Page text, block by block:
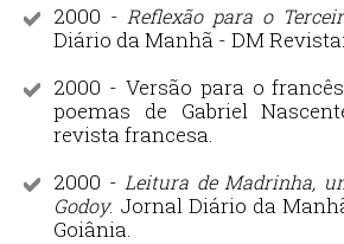
2000 -Reflexão para o
Diário da Manhã - DM
2000 - Versão para o
poemas de Gabriel
revista francesa.
2000 - Leitura de Madrinha,
Godoy. Jornal Diário da
Goiânia.